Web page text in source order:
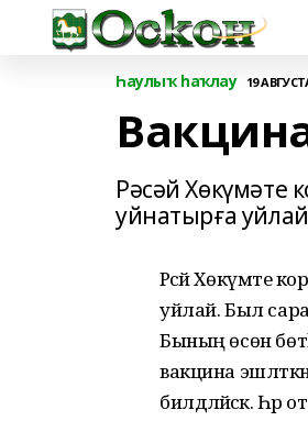
Һаулыҡ һаҡлау 19
Рәсәй Хөкүмәте
уйнатырға
Рәсәй Хөкүмәте
уйлай. Был сара
Бының өсөн
вакцина
билдәләйәсәк.